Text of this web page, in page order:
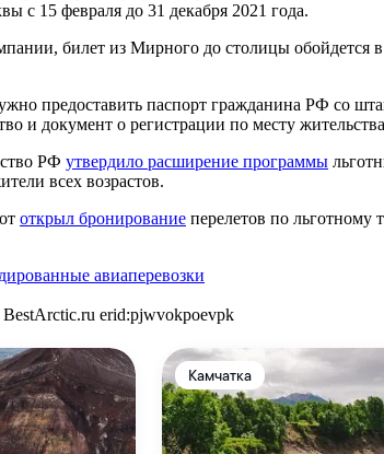
с 15 февраля до 31 декабря 2021 года.
билет из Мирного до столицы обойдется
предоставить паспорт гражданина РФ со
и документ о регистрации по месту
РФ утвердило расширение программы
всех возрастов.
открыл бронирование перелетов по льготному
авиаперевозки
erid:pjwvokpoevpk